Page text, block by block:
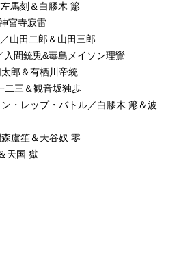
馬刻＆白膠木 簓
宮寺寂雷
山田二郎＆山田三郎
間銃兎&毒島メイソン理鶯
郎＆有栖川帝統
二三＆観音坂独歩
・レップ・バトル／白膠木 簓＆波
盧笙＆天谷奴 零
天国 獄